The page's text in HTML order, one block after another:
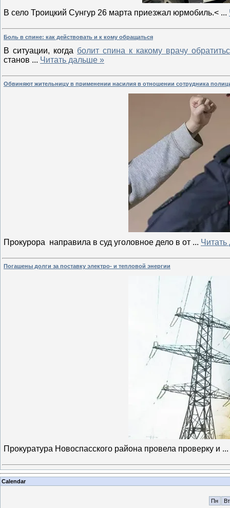
В село Троицкий Сунгур 26 марта приезжал юрмобиль.< ...
Боль в спине: как действовать и к кому обращаться
В ситуации, когда болит спина к какому врачу
станов ... Читать дальше »
Обвиняют жительницу в применении насилия в отношении сотрудника
Прокурора направила в суд уголовное дело в от ...
Погашены долги за поставку электро- и тепловой энергии
Прокуратура Новоспасского района провела проверку и ...
Calendar
Пн Вт